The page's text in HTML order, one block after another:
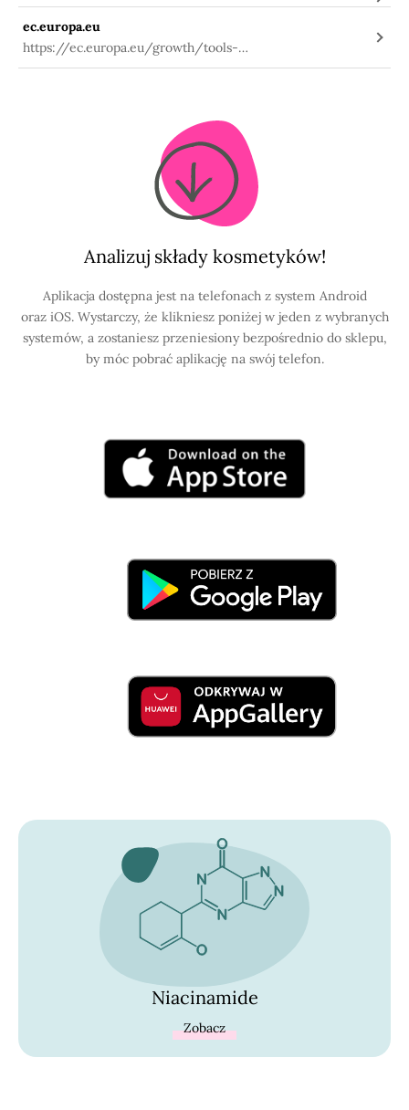
ec.europa.eu
https://ec.europa.eu/growth/tools-
databases/cosing/index.cfm?
Analizuj składy kosmetyków!
Aplikacja dostępna jest na telefonach z system Android
oraz iOS. Wystarczy, że klikniesz poniżej w jeden z wybranych
systemów, a zostaniesz przeniesiony bezpośrednio do sklepu,
by móc pobrać aplikację na swój telefon.
Niacinamide
Zobacz